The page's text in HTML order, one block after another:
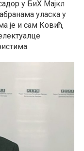
у БиХ Мајкл
уласка у
је и сам Ковић,